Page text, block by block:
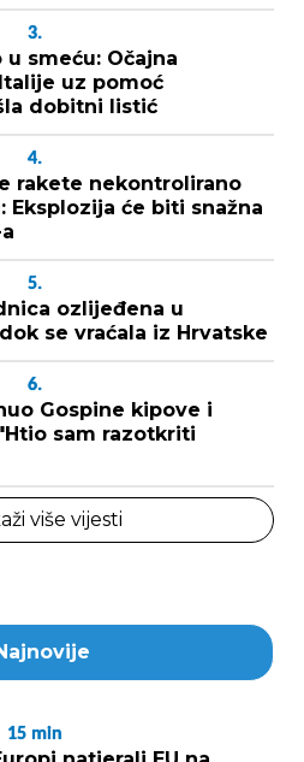
3.
smeću: Očajna
uz pomoć
dobitni listić
4.
rakete nekontrolirano
Eksplozija će biti snažna
5.
ozlijeđena u
se vraćala iz Hrvatske
6.
Gospine kipove i
sam razotkriti
više vijesti
15 min